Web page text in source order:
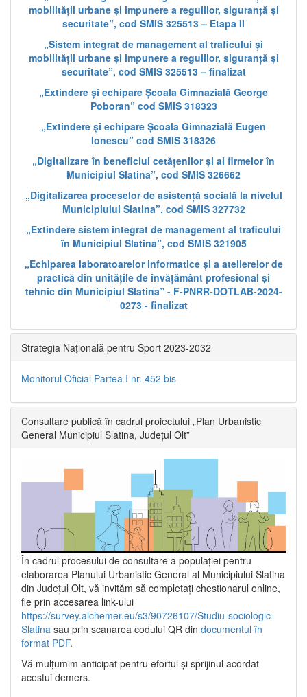
mobilității urbane și impunere a regulilor, siguranță și
securitate”, cod SMIS 325513 – Etapa II
„Sistem integrat de management al traficului și
mobilității urbane și impunere a regulilor, siguranță și
securitate”, cod SMIS 325513 – finalizat
„Extindere și echipare Școala Gimnazială George
Poboran” cod SMIS 318323
„Extindere și echipare Școala Gimnazială Eugen
Ionescu” cod SMIS 318326
„Digitalizare în beneficiul cetățenilor și al firmelor în
Municipiul Slatina”, cod SMIS 326662
„Digitalizarea proceselor de asistență socială la nivelul
Municipiului Slatina”, cod SMIS 327732
„Extindere sistem integrat de management al traficului
în Municipiul Slatina”, cod SMIS 321905
„Echiparea laboratoarelor informatice și a atelierelor de
practică din unitățile de învățământ profesional și
tehnic din Municipiul Slatina” - F-PNRR-DOTLAB-2024-
0273 - finalizat
Strategia Națională pentru Sport 2023-2032
Monitorul Oficial Partea I nr. 452 bis
Consultare publică în cadrul proiectului „Plan Urbanistic
General Municipiul Slatina, Județul Olt”
În cadrul procesului de consultare a populaţiei pentru
elaborarea Planului Urbanistic General al Municipiului Slatina
din Județul Olt, vă invităm să completați chestionarul online,
fie prin accesarea link-ului
https://survey.alchemer.eu/s3/90726107/Studiu-sociologic-
Slatina sau prin scanarea codului QR din documentul în
format PDF.
Vă mulţumim anticipat pentru efortul şi sprijinul acordat
acestui demers.